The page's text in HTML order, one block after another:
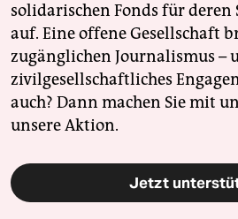
solidarischen Fonds für deren
auf. Eine offene Gesellschaft
zugänglichen Journalismus –
zivilgesellschaftliches
auch? Dann machen Sie mit
unsere Aktion.
Jetzt